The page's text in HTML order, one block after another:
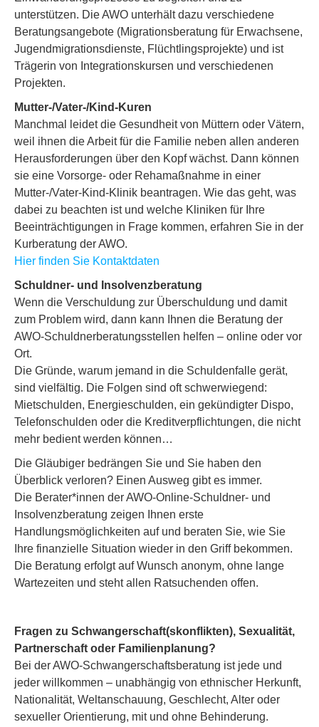
unterstützen. Die AWO unterhält dazu verschiedene
Beratungsangebote (Migrationsberatung für Erwachsene,
Jugendmigrationsdienste, Flüchtlingsprojekte) und ist
Trägerin von Integrationskursen und verschiedenen
Projekten.
Mutter-/Vater-/Kind-Kuren
Manchmal leidet die Gesundheit von Müttern oder Vätern,
weil ihnen die Arbeit für die Familie neben allen anderen
Herausforderungen über den Kopf wächst. Dann können
sie eine Vorsorge- oder Rehamaßnahme in einer
Mutter-/Vater-Kind-Klinik beantragen. Wie das geht, was
dabei zu beachten ist und welche Kliniken für Ihre
Beeinträchtigungen in Frage kommen, erfahren Sie in der
Kurberatung der AWO.
Hier finden Sie Kontaktdaten
Schuldner- und Insolvenzberatung
Wenn die Verschuldung zur Überschuldung und damit
zum Problem wird, dann kann Ihnen die Beratung der
AWO-Schuldnerberatungsstellen helfen – online oder vor
Ort.
Die Gründe, warum jemand in die Schuldenfalle gerät,
sind vielfältig. Die Folgen sind oft schwerwiegend:
Mietschulden, Energieschulden, ein gekündigter Dispo,
Telefonschulden oder die Kreditverpflichtungen, die nicht
mehr bedient werden können…
Die Gläubiger bedrängen Sie und Sie haben den
Überblick verloren? Einen Ausweg gibt es immer.
Die Berater*innen der AWO-Online-Schuldner- und
Insolvenzberatung zeigen Ihnen erste
Handlungsmöglichkeiten auf und beraten Sie, wie Sie
Ihre finanzielle Situation wieder in den Griff bekommen.
Die Beratung erfolgt auf Wunsch anonym, ohne lange
Wartezeiten und steht allen Ratsuchenden offen.
Fragen zu Schwangerschaft(skonflikten), Sexualität,
Partnerschaft oder Familienplanung?
Bei der AWO-Schwangerschaftsberatung ist jede und
jeder willkommen – unabhängig von ethnischer Herkunft,
Nationalität, Weltanschauung, Geschlecht, Alter oder
sexueller Orientierung, mit und ohne Behinderung.